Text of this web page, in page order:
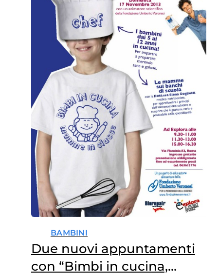
BAMBINI
Due nuovi appuntamenti
con “Bimbi in cucina,